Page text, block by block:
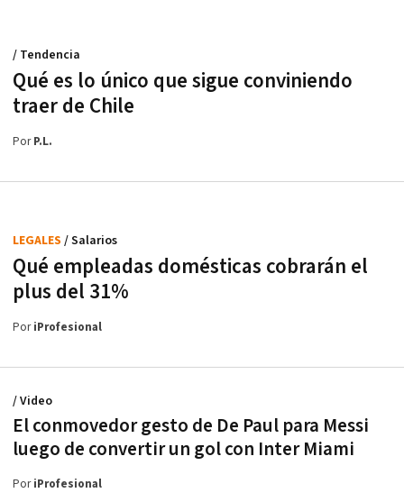
Qué es lo único que sigue conviniendo
traer de Chile
/ Tendencia
PorP.L.
Qué empleadas domésticas cobrarán el
plus del 31%
LEGALES / Salarios
PoriProfesional
El conmovedor gesto de De Paul para Messi
luego de convertir un gol con Inter Miami
/ Video
PoriProfesional